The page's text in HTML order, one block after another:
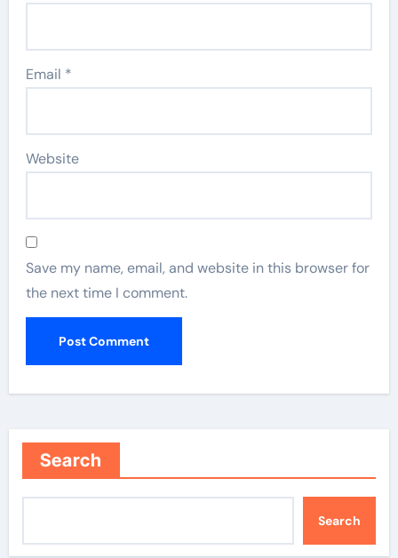
Email *
Website
Save my name, email, and website in this browser for
the next time I comment.
Search
Search